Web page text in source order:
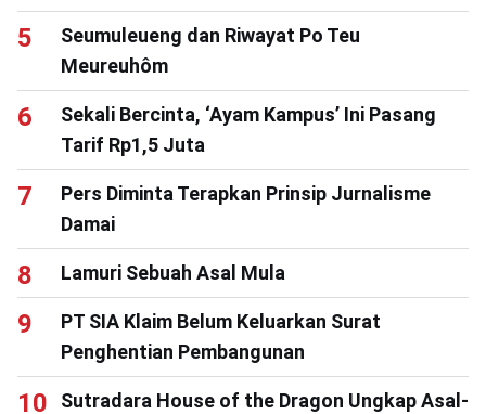
Seumuleueng dan Riwayat Po Teu
Meureuhôm
Sekali Bercinta, ‘Ayam Kampus’ Ini Pasang
Tarif Rp1,5 Juta
Pers Diminta Terapkan Prinsip Jurnalisme
Damai
Lamuri Sebuah Asal Mula
PT SIA Klaim Belum Keluarkan Surat
Penghentian Pembangunan
Sutradara House of the Dragon Ungkap Asal-